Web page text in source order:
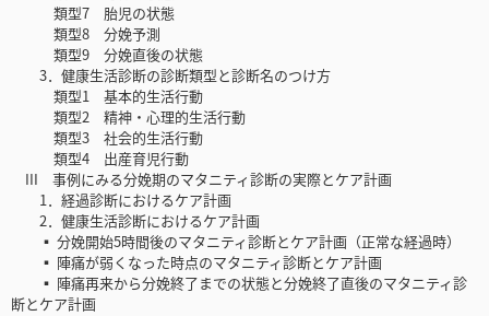
類型7 胎児の状態
類型8 分娩予測
類型9 分娩直後の状態
3．健康生活診断の診断類型と診断名のつけ方
類型1 基本的生活行動
類型2 精神・心理的生活行動
類型3 社会的生活行動
類型4 出産育児行動
III 事例にみる分娩期のマタニティ診断の実際とケア計画
1．経過診断におけるケア計画
2．健康生活診断におけるケア計画
▪ 分娩開始5時間後のマタニティ診断とケア計画（正常な経過時）
▪ 陣痛が弱くなった時点のマタニティ診断とケア計画
▪ 陣痛再来から分娩終了までの状態と分娩終了直後のマタニティ診
断とケア計画